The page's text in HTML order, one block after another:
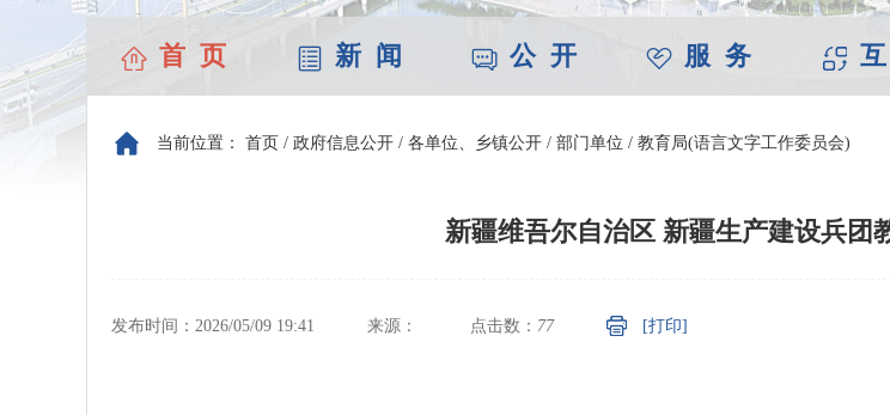
首 页 新 闻 公 开 服 务
当前位置： 首页 / 政府信息公开 / 各单位、乡镇公开 / 部门单位 / 教育局(语言文字工作委员会)
新疆维吾尔自治区 新疆生产建设兵团
发布时间：2026/05/09 19:41 来源： 点击数： 77 [打印]